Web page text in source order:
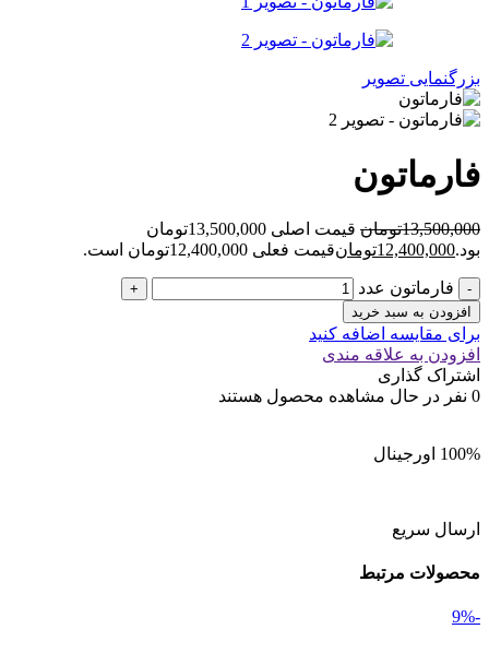
بزرگنمایی تصویر
فارماتون
13,500,000تومان
قیمت اصلی 13,500,000تومان
بود.12,400,000تومانقیمت فعلی 12,400,000تومان است.
فارماتون عدد
افزودن به سبد خرید
برای مقایسه اضافه کنید
افزودن به علاقه مندی
اشتراک گذاری
0 نفر در حال مشاهده محصول هستند
100% اورجینال
ارسال سریع
محصولات مرتبط
-9%